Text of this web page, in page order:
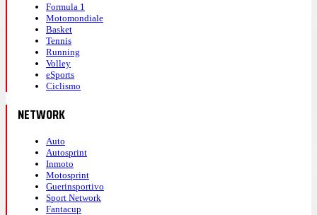
Formula 1
Motomondiale
Basket
Tennis
Running
Volley
eSports
Ciclismo
NETWORK
Auto
Autosprint
Inmoto
Motosprint
Guerinsportivo
Sport Network
Fantacup